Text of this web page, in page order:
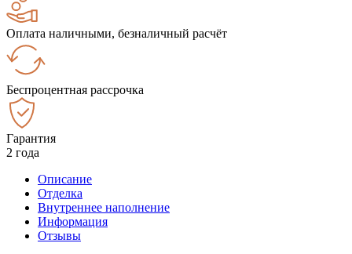
Оплата наличными, безналичный расчёт
Беспроцентная рассрочка
Гарантия
2 года
Описание
Отделка
Внутреннее наполнение
Информация
Отзывы